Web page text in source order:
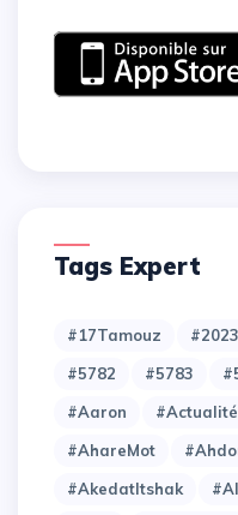
Tags Expert
#17Tamouz #2023
#5782
#5783
#Aaron
#Actualité
#AhareMot
#AkedatItshak